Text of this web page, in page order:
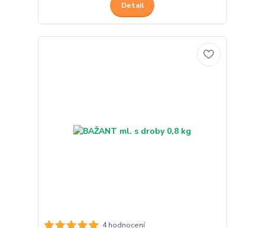
Detail
4 hodnocení